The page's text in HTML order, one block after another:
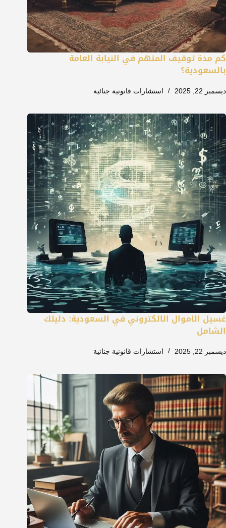
كم مدة توقيف المتهم في النيابة العامة
بالسعودية؟
ديسمبر 22, 2025 استشارات قانونية جنائية
غسيل الاموال الالكتروني في السعودية: دليلك
الشامل
ديسمبر 22, 2025 استشارات قانونية جنائية